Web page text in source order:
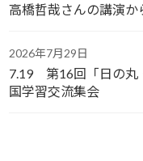
高橋哲哉さんの講演か
2026年7月29日
7.19 第16回「日の丸
国学習交流集会